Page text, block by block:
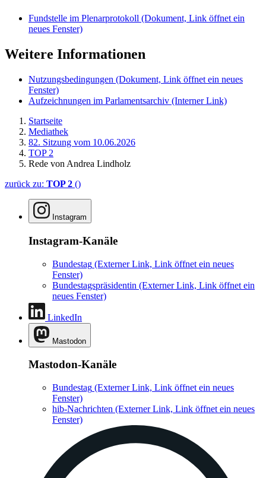
Fundstelle im Plenarprotokoll (Dokument, Link öffnet ein
neues Fenster)
Weitere Informationen
Nutzungsbedingungen (Dokument, Link öffnet ein neues
Fenster)
Aufzeichnungen im Parlamentsarchiv (Interner Link)
Startseite
Mediathek
82. Sitzung vom 10.06.2026
TOP 2
Rede von Andrea Lindholz
zurück zu: TOP 2 ()
Instagram
Instagram-Kanäle
Bundestag (Externer Link, Link öffnet ein neues
Fenster)
Bundestagspräsidentin (Externer Link, Link öffnet ein
neues Fenster)
LinkedIn
Mastodon
Mastodon-Kanäle
Bundestag (Externer Link, Link öffnet ein neues
Fenster)
hib-Nachrichten (Externer Link, Link öffnet ein neues
Fenster)